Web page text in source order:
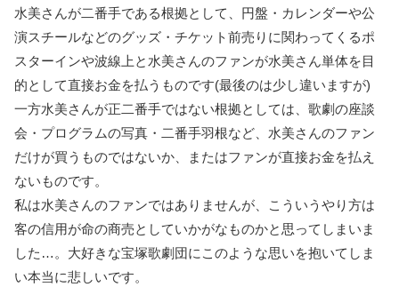
水美さんが二番手である根拠として、円盤・カレンダーや公
演スチールなどのグッズ・チケット前売りに関わってくるポ
スターインや波線上と水美さんのファンが水美さん単体を目
的として直接お金を払うものです(最後のは少し違いますが)
一方水美さんが正二番手ではない根拠としては、歌劇の座談
会・プログラムの写真・二番手羽根など、水美さんのファン
だけが買うものではないか、またはファンが直接お金を払え
ないものです。
私は水美さんのファンではありませんが、こういうやり方は
客の信用が命の商売としていかがなものかと思ってしまいま
した…。大好きな宝塚歌劇団にこのような思いを抱いてしま
い本当に悲しいです。